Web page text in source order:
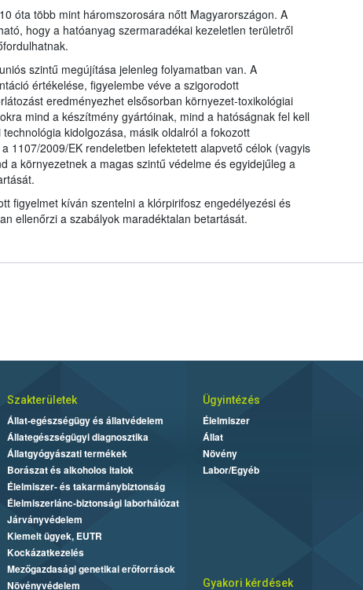
óta több mint háromszorosára nőtt Magyarországon. A
hogy a hatóanyag szermaradékai kezeletlen területről
szintű megújítása jelenleg folyamatban van. A
értékelése, figyelembe véve a szigorodott
eredményezhet elsősorban környezet-toxikológiai
mind a készítmény gyártóinak, mind a hatóságnak fel kell
kidolgozása, másik oldalról a fokozott
1107/2009/EK rendeletben lefektetett alapvető célok (vagyis
a környezetnek a magas szintű védelme és egyidejűleg a
figyelmet kíván szentelni a klórpirifosz engedélyezési és
ellenőrzi a szabályok maradéktalan betartását.
Szakterületek
Állat-egészségügy és állatvédelem
Állategészségügyi diagnosztika
Állatgyógyászati termékek
Borászat és alkoholos italok
Élelmiszer- és takarmánybiztonság
Élelmiszerlánc-biztonsági laborhálózat
Járványvédelem
Kiemelt ügyek, EUTR
Kockázatkezelés
Mezőgazdasági genetikai erőforrások
Növényvédelem
Ügyintézés
Élelmiszer
Állat
Növény
Labor/Egyéb
Gyakori kérdések